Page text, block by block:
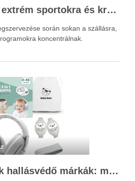
Utasbiztosítás extrém sportokra és krónikus betegségek esetén: mire figyelj utazás előtt?
során sokan a szállásra,
koncentrálnak.
Legjobb gyerek hallásvédő márkák: mire figyeljenek a szülők választáskor?